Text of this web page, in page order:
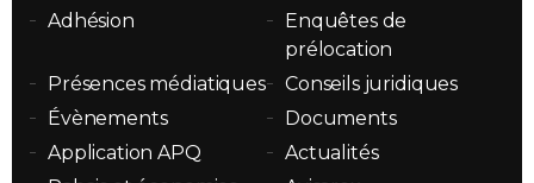
Adhésion
Enquêtes de
prélocation
Présences médiatiques
Conseils juridiques
Évènements
Documents
Application APQ
Actualités